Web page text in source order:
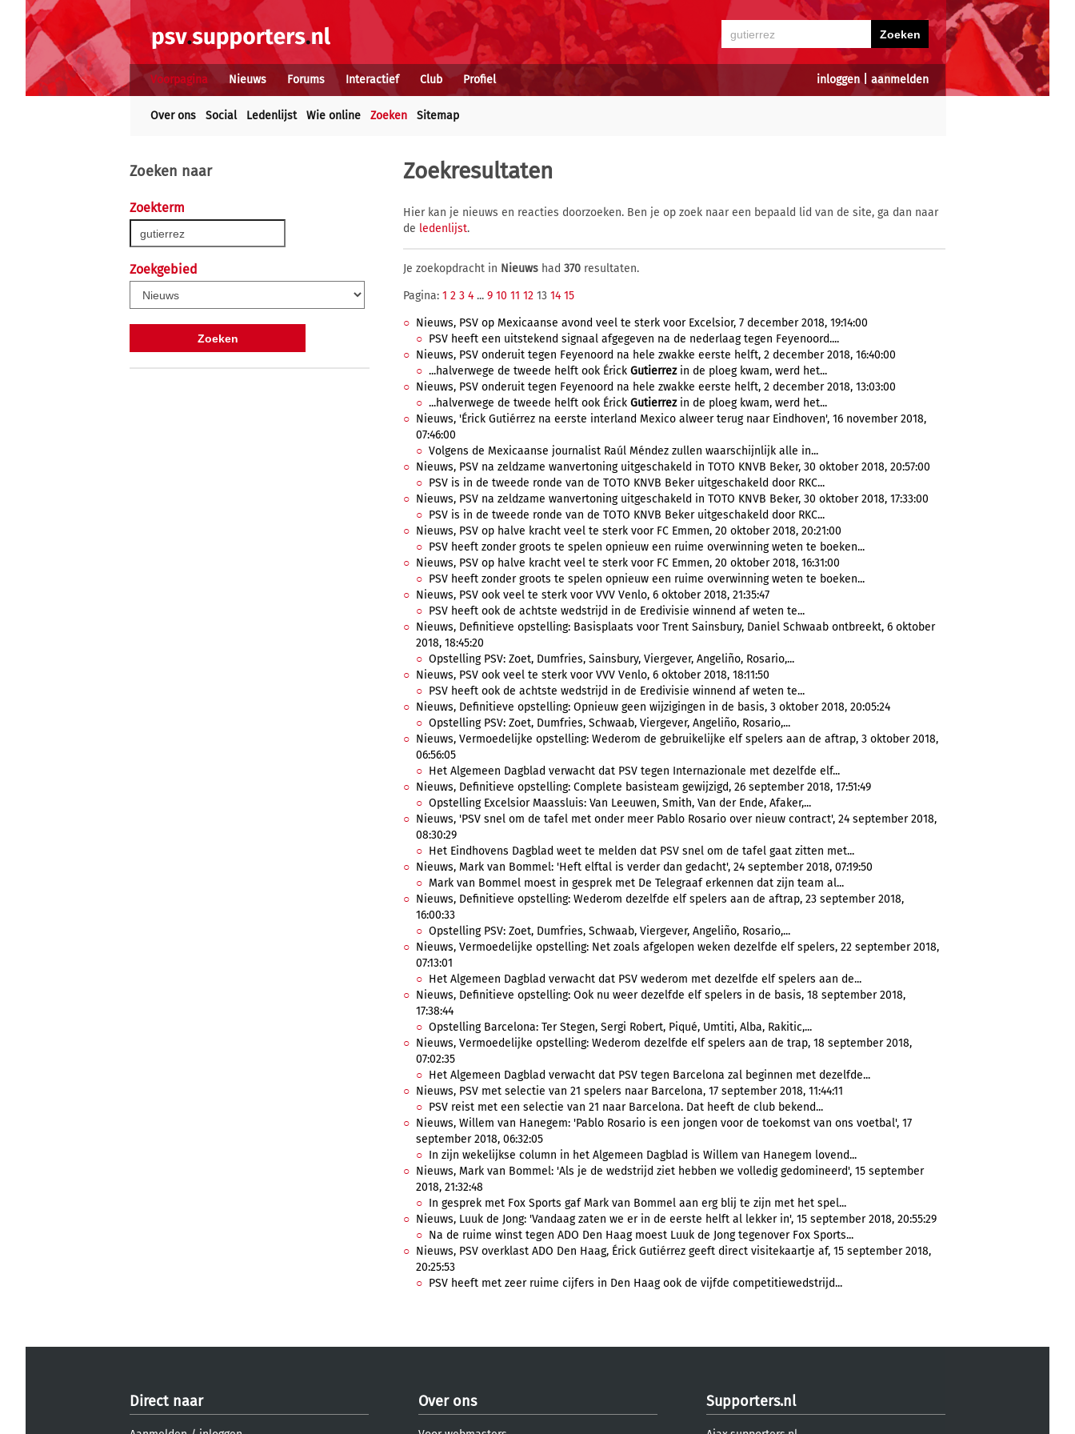
inloggen| aanmelden
Voorpagina Nieuws Forums Interactief Club Profiel
Over ons Social Ledenlijst Wie online Zoeken Sitemap
Zoeken naar
Zoekterm
Zoekgebied
Zoekresultaten
Hier kan je nieuws en reacties doorzoeken. Ben je op zoek naar een bepaald lid van de site, ga dan naar
de ledenlijst.
Je zoekopdracht in Nieuws had 370 resultaten.
Pagina: 1 2 3 4 ... 9 10 11 12 13 14 15
Nieuws, PSV op Mexicaanse avond veel te sterk voor Excelsior, 7 december 2018, 19:14:00
PSV heeft een uitstekend signaal afgegeven na de nederlaag tegen Feyenoord....
Nieuws, PSV onderuit tegen Feyenoord na hele zwakke eerste helft, 2 december 2018, 16:40:00
...halverwege de tweede helft ook Érick Gutierrezin de ploeg kwam, werd het...
Nieuws, PSV onderuit tegen Feyenoord na hele zwakke eerste helft, 2 december 2018, 13:03:00
...halverwege de tweede helft ook Érick Gutierrezin de ploeg kwam, werd het...
Nieuws, 'Érick Gutiérrez na eerste interland Mexico alweer terug naar Eindhoven', 16 november 2018,
07:46:00
Volgens de Mexicaanse journalist Raúl Méndez zullen waarschijnlijk alle in...
Nieuws, PSV na zeldzame wanvertoning uitgeschakeld in TOTO KNVB Beker, 30 oktober 2018, 20:57:00
PSV is in de tweede ronde van de TOTO KNVB Beker uitgeschakeld door RKC...
Nieuws, PSV na zeldzame wanvertoning uitgeschakeld in TOTO KNVB Beker, 30 oktober 2018, 17:33:00
PSV is in de tweede ronde van de TOTO KNVB Beker uitgeschakeld door RKC...
Nieuws, PSV op halve kracht veel te sterk voor FC Emmen, 20 oktober 2018, 20:21:00
PSV heeft zonder groots te spelen opnieuw een ruime overwinning weten te boeken...
Nieuws, PSV op halve kracht veel te sterk voor FC Emmen, 20 oktober 2018, 16:31:00
PSV heeft zonder groots te spelen opnieuw een ruime overwinning weten te boeken...
Nieuws, PSV ook veel te sterk voor VVV Venlo, 6 oktober 2018, 21:35:47
PSV heeft ook de achtste wedstrijd in de Eredivisie winnend af weten te...
Nieuws, Definitieve opstelling: Basisplaats voor Trent Sainsbury, Daniel Schwaab ontbreekt, 6 oktober
2018, 18:45:20
Opstelling PSV: Zoet, Dumfries, Sainsbury, Viergever, Angeliño, Rosario,...
Nieuws, PSV ook veel te sterk voor VVV Venlo, 6 oktober 2018, 18:11:50
PSV heeft ook de achtste wedstrijd in de Eredivisie winnend af weten te...
Nieuws, Definitieve opstelling: Opnieuw geen wijzigingen in de basis, 3 oktober 2018, 20:05:24
Opstelling PSV: Zoet, Dumfries, Schwaab, Viergever, Angeliño, Rosario,...
Nieuws, Vermoedelijke opstelling: Wederom de gebruikelijke elf spelers aan de aftrap, 3 oktober 2018,
06:56:05
Het Algemeen Dagblad verwacht dat PSV tegen Internazionale met dezelfde elf...
Nieuws, Definitieve opstelling: Complete basisteam gewijzigd, 26 september 2018, 17:51:49
Opstelling Excelsior Maassluis: Van Leeuwen, Smith, Van der Ende, Afaker,...
Nieuws, 'PSV snel om de tafel met onder meer Pablo Rosario over nieuw contract', 24 september 2018,
08:30:29
Het Eindhovens Dagblad weet te melden dat PSV snel om de tafel gaat zitten met...
Nieuws, Mark van Bommel: 'Heft elftal is verder dan gedacht', 24 september 2018, 07:19:50
Mark van Bommel moest in gesprek met De Telegraaf erkennen dat zijn team al...
Nieuws, Definitieve opstelling: Wederom dezelfde elf spelers aan de aftrap, 23 september 2018,
16:00:33
Opstelling PSV: Zoet, Dumfries, Schwaab, Viergever, Angeliño, Rosario,...
Nieuws, Vermoedelijke opstelling: Net zoals afgelopen weken dezelfde elf spelers, 22 september 2018,
07:13:01
Het Algemeen Dagblad verwacht dat PSV wederom met dezelfde elf spelers aan de...
Nieuws, Definitieve opstelling: Ook nu weer dezelfde elf spelers in de basis, 18 september 2018,
17:38:44
Opstelling Barcelona: Ter Stegen, Sergi Robert, Piqué, Umtiti, Alba, Rakitic,...
Nieuws, Vermoedelijke opstelling: Wederom dezelfde elf spelers aan de trap, 18 september 2018,
07:02:35
Het Algemeen Dagblad verwacht dat PSV tegen Barcelona zal beginnen met dezelfde...
Nieuws, PSV met selectie van 21 spelers naar Barcelona, 17 september 2018, 11:44:11
PSV reist met een selectie van 21 naar Barcelona. Dat heeft de club bekend...
Nieuws, Willem van Hanegem: 'Pablo Rosario is een jongen voor de toekomst van ons voetbal', 17
september 2018, 06:32:05
In zijn wekelijkse column in het Algemeen Dagblad is Willem van Hanegem lovend...
Nieuws, Mark van Bommel: 'Als je de wedstrijd ziet hebben we volledig gedomineerd', 15 september
2018, 21:32:48
In gesprek met Fox Sports gaf Mark van Bommel aan erg blij te zijn met het spel...
Nieuws, Luuk de Jong: 'Vandaag zaten we er in de eerste helft al lekker in', 15 september 2018, 20:55:29
Na de ruime winst tegen ADO Den Haag moest Luuk de Jong tegenover Fox Sports...
Nieuws, PSV overklast ADO Den Haag, Érick Gutiérrez geeft direct visitekaartje af, 15 september 2018,
20:25:53
PSV heeft met zeer ruime cijfers in Den Haag ook de vijfde competitiewedstrijd...
Direct naar Over ons Supporters.nl